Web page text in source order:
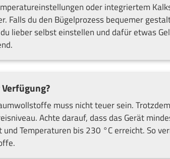
oder integriertem
Falls du den Bügelprozess bequemer
lieber selbst einstellen und dafür etwas
muss nicht teuer sein.
Achte darauf, dass das Gerät
Temperaturen bis 230 °C erreicht. So